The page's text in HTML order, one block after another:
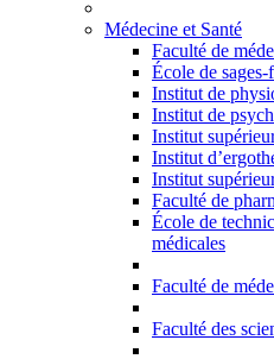
Médecine et Santé
Faculté de
École de sages-
Institut de
Institut de
Institut
Institut
Institut
Faculté de
École de
médicales
Faculté de
Faculté des